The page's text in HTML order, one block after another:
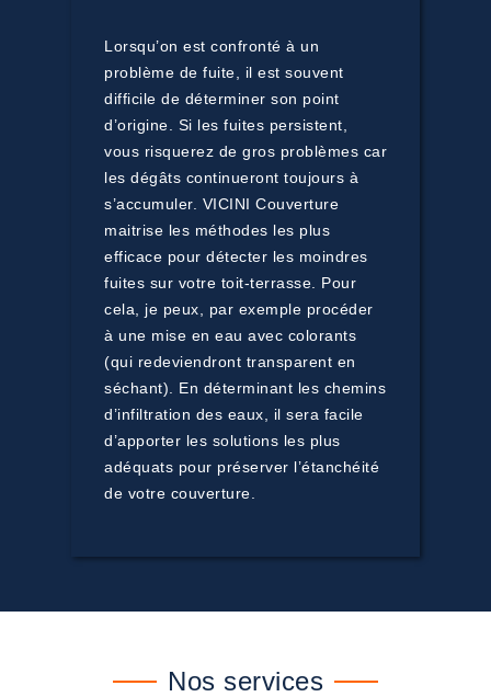
Lorsqu’on est confronté à un
problème de fuite, il est souvent
difficile de déterminer son point
d’origine. Si les fuites persistent,
vous risquerez de gros problèmes car
les dégâts continueront toujours à
s’accumuler. VICINI Couverture
maitrise les méthodes les plus
efficace pour détecter les moindres
fuites sur votre toit-terrasse. Pour
cela, je peux, par exemple procéder
à une mise en eau avec colorants
(qui redeviendront transparent en
séchant). En déterminant les chemins
d’infiltration des eaux, il sera facile
d’apporter les solutions les plus
adéquats pour préserver l’étanchéité
de votre couverture.
Nos services